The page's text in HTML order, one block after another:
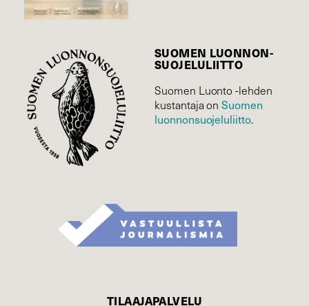
SUOMEN LUONNON­
SUOJELU­LIITTO
Suomen Luonto -lehden
kustantaja onSuomen
luonnonsuojelu­liitto.
TILAAJAPALVELU